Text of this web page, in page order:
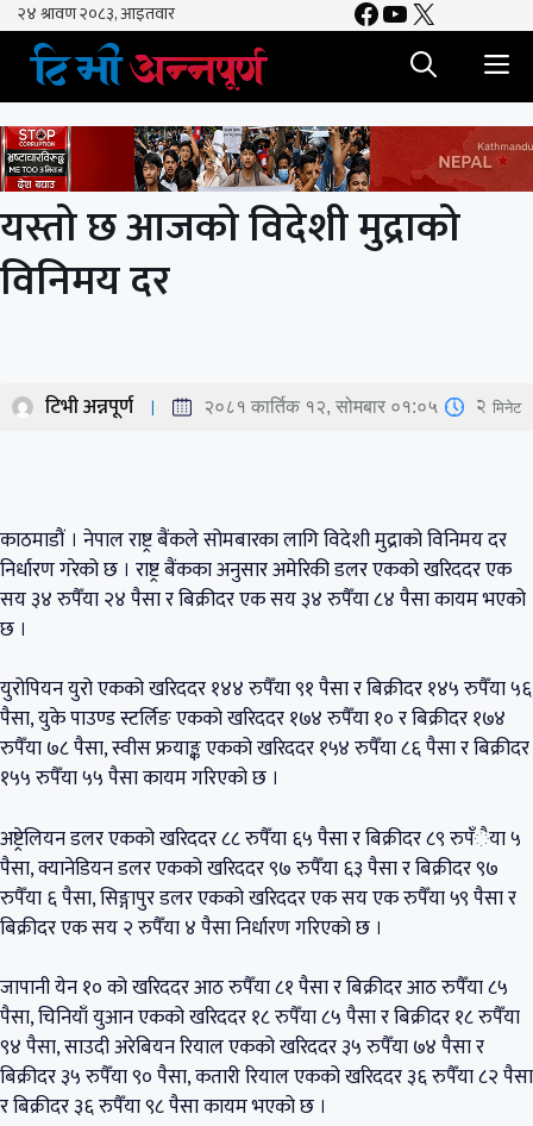
Skip
content
Facebook
YouTube
X
यस्तो छ आजको विदेशी मुद्राको
विनिमय दर
टिभी अन्नपूर्ण २०८१ कार्तिक १२, सोमबार ०१:०५ 2 मिनेट
काठमाडौं । नेपाल राष्ट्र बैंकले सोमबारका लागि विदेशी मुद्राको विनिमय दर
निर्धारण गरेको छ । राष्ट्र बैंकका अनुसार अमेरिकी डलर एकको खरिददर एक
सय ३४ रुपैँया २४ पैसा र बिक्रीदर एक सय ३४ रुपैँया ८४ पैसा कायम भएको
छ ।
युरोपियन युरो एकको खरिददर १४४ रुपैँया ९१ पैसा र बिक्रीदर १४५ रुपैँया ५६
पैसा, युके पाउण्ड स्टर्लिङ एकको खरिददर १७४ रुपैँया १० र बिक्रीदर १७४
रुपैँया ७८ पैसा, स्वीस फ्रयाङ्क एकको खरिददर १५४ रुपैँया ८६ पैसा र बिक्रीदर
१५५ रुपैँया ५५ पैसा कायम गरिएको छ ।
अष्ट्रेलियन डलर एकको खरिददर ८८ रुपैँया ६५ पैसा र बिक्रीदर ८९ रुपँैया ५
पैसा, क्यानेडियन डलर एकको खरिददर ९७ रुपैँया ६३ पैसा र बिक्रीदर ९७
रुपैँया ६ पैसा, सिङ्गापुर डलर एकको खरिददर एक सय एक रुपैँया ५९ पैसा र
बिक्रीदर एक सय २ रुपैँया ४ पैसा निर्धारण गरिएको छ ।
जापानी येन १० को खरिददर आठ रुपैँया ८१ पैसा र बिक्रीदर आठ रुपैँया ८५
पैसा, चिनियाँ युआन एकको खरिददर १८ रुपैँया ८५ पैसा र बिक्रीदर १८ रुपैँया
९४ पैसा, साउदी अरेबियन रियाल एकको खरिददर ३५ रुपैँया ७४ पैसा र
बिक्रीदर ३५ रुपैँया ९० पैसा, कतारी रियाल एकको खरिददर ३६ रुपैँया ८२ पैसा
र बिक्रीदर ३६ रुपैँया ९८ पैसा कायम भएको छ ।